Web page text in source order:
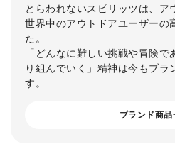
とらわれないスピリッツは、ア
世界中のアウトドアユーザーの
た。
「どんなに難しい挑戦や冒険
り組んでいく」精神は今もブラ
す。
ブランド商